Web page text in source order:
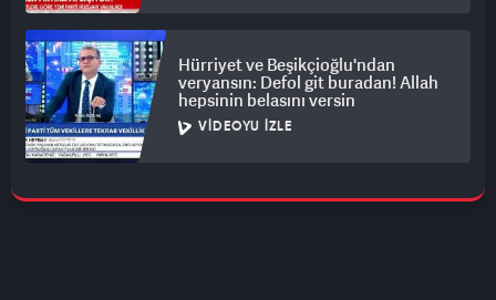
Hürriyet ve Beşikçioğlu'ndan
veryansın: Defol git buradan! Allah
hepsinin belasını versin
VIDEOYU İZLE